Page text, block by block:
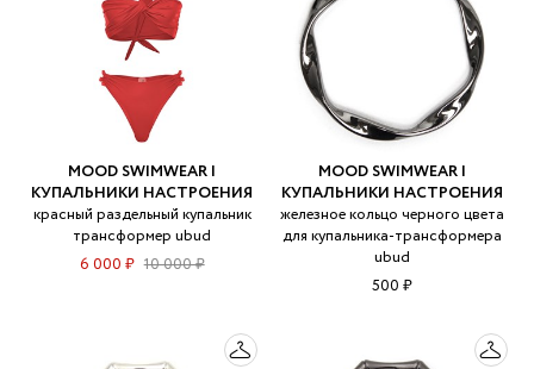
MOOD SWIMWEAR |
КУПАЛЬНИКИ НАСТРОЕНИЯ
красный раздельный купальник
трансформер ubud
6 000 ₽ 10 000 ₽
MOOD SWIMWEAR |
КУПАЛЬНИКИ НАСТРОЕНИЯ
железное кольцо черного цвета
для купальника-трансформера
ubud
500 ₽